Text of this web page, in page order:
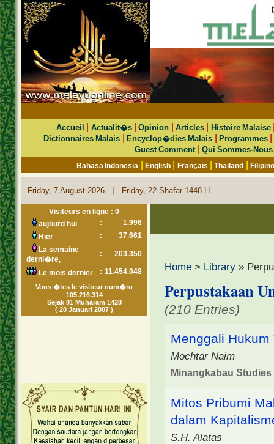
Accueil Actualit�s|Opinion Articles| Histoire Malaise
Dictionnaires Malais |Encyclop�dies Malais |Programmes
Guest Comment Qui Sommes-Nous
Bahasa Indonesia |English Français |Thailand |
Friday, 7 August 2026 | Friday, 22 Shafar 1448 H
Visiteurs en ligne : 0
aujourd hui
:
1.996
Hier
:
37.661
La semaine
derni�re,
: 203.350
Le mois dernier : 11.454.048
Vous �tes le visiteur num�ro
105.216.314
Sejak 01 Muharam 1428
( 20 Januari 2007 )
Home > Library »
Perpustakaan
(210 Entries)
Menggali
Mochtar Naim
Minangkabau Studies
Mitos Pribumi
dalam
S.H. Alatas